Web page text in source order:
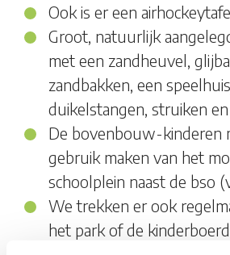
Ook is er een
Groot, natuurlijk
met een zandheuvel,
zandbakken, een
duikelstangen, struiken
De bovenbouw-kinderen
gebruik maken van het
schoolplein naast de bso
We trekken er ook
het park of de